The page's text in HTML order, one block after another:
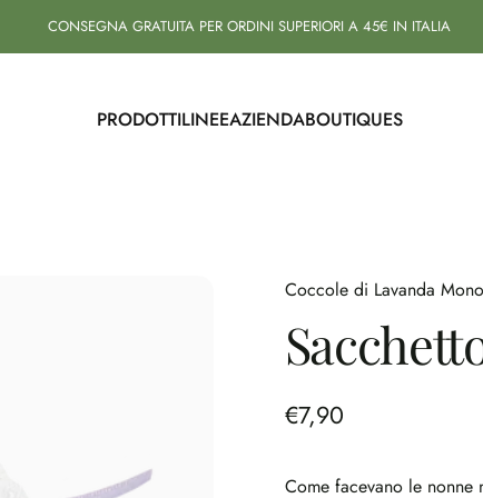
CONSEGNA GRATUITA PER ORDINI SUPERIORI A 45€ IN ITALIA
PRODOTTILINEEAZIENDABOUTIQUES
Coccole di Lavanda
€7,90
Come facevano le